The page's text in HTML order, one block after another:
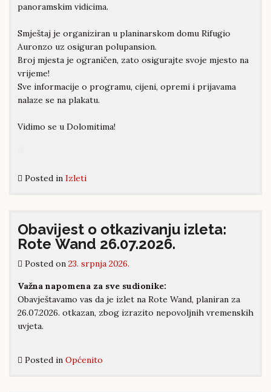
panoramskim vidicima.
Smještaj je organiziran u planinarskom domu Rifugio
Auronzo uz osiguran polupansion.
Broj mjesta je ograničen, zato osigurajte svoje mjesto na
vrijeme!
Sve informacije o programu, cijeni, opremi i prijavama
nalaze se na plakatu.
Vidimo se u Dolomitima!
Posted in Izleti
Obavijest o otkazivanju izleta:
Rote Wand 26.07.2026.
Posted on 23. srpnja 2026.
Važna napomena za sve sudionike:
Obavještavamo vas da je izlet na Rote Wand, planiran za
26.07.2026. otkazan, zbog izrazito nepovoljnih vremenskih
uvjeta.
Posted in Općenito